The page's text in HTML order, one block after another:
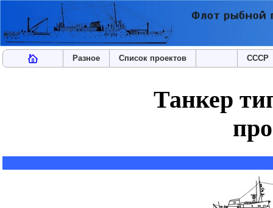
Разное Список проектов СССР
Танкер